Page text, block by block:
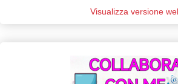
Visualizza versione